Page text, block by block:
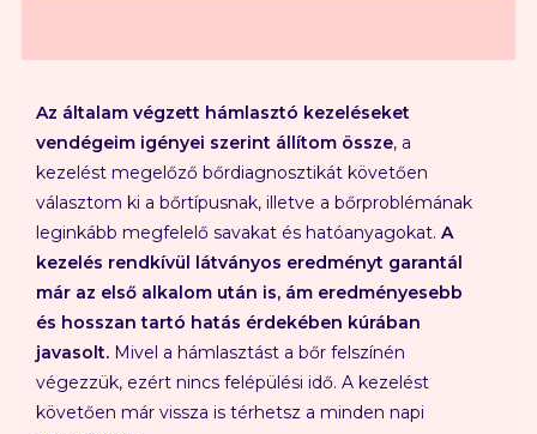
Az általam végzett hámlasztó kezeléseket
vendégeim igényei szerint állítom össze, a
kezelést megelőző bőrdiagnosztikát követően
választom ki a bőrtípusnak, illetve a bőrproblémának
leginkább megfelelő savakat és hatóanyagokat. A
kezelés rendkívül látványos eredményt garantál
már az első alkalom után is, ám eredményesebb
és hosszan tartó hatás érdekében kúrában
javasolt. Mivel a hámlasztást a bőr felszínén
végezzük, ezért nincs felépülési idő. A kezelést
követően már vissza is térhetsz a minden napi